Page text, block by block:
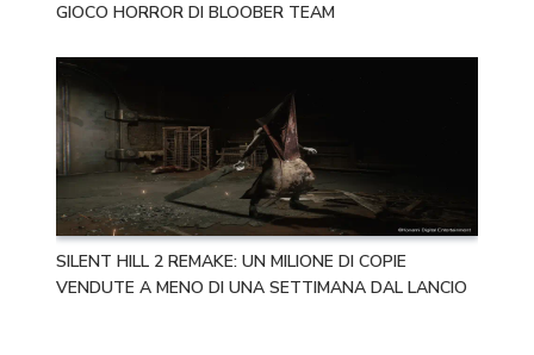
GIOCO HORROR DI BLOOBER TEAM
SILENT HILL 2 REMAKE: UN MILIONE DI COPIE
VENDUTE A MENO DI UNA SETTIMANA DAL LANCIO